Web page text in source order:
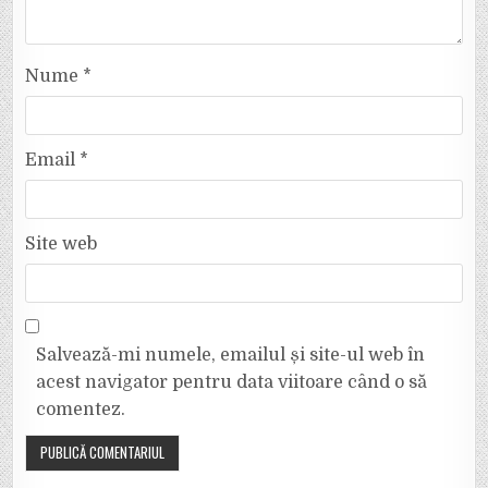
Nume *
Email *
Site web
Salvează-mi numele, emailul și site-ul web în
acest navigator pentru data viitoare când o să
comentez.